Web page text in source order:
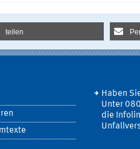
teilen
Haben
Unter
die